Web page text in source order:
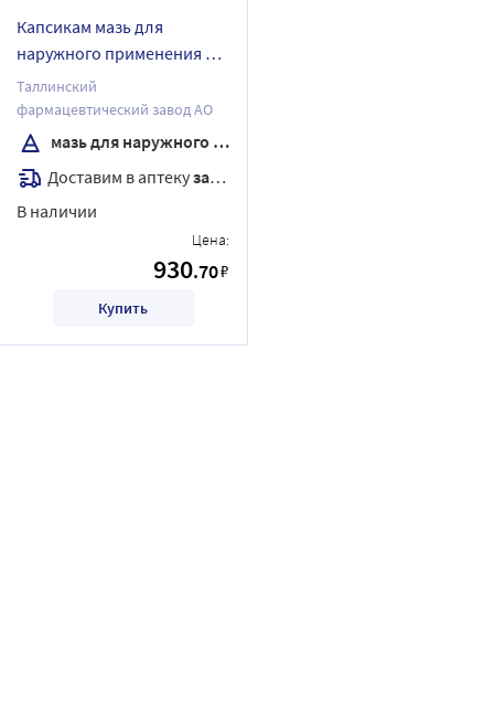
Капсикам мазь для
наружного применения 50
гр
Таллинский
фармацевтический завод АО
мазь для наружного применения
Доставим в аптекузавтра
В наличии
Цена:
930.70₽
Купить